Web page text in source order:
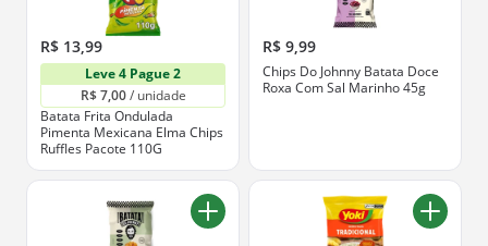
R$ 13,99
Leve 4 Pague 2
R$ 7,00 / unidade
Batata Frita Ondulada
Pimenta Mexicana Elma Chips
Ruffles Pacote 110G
R$ 9,99
Chips Do Johnny Batata Doce
Roxa Com Sal Marinho 45g